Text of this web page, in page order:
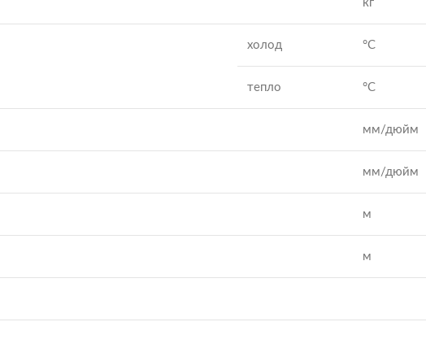
кг
холод °C
тепло °C
мм/дюйм
мм/дюйм
м
м